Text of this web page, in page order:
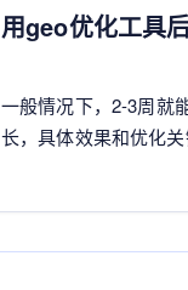
用geo优化工具
一般情况下，2-3周就
长，具体效果和优化